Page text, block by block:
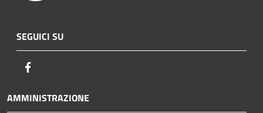
SEGUICI SU
AMMINISTRAZIONE